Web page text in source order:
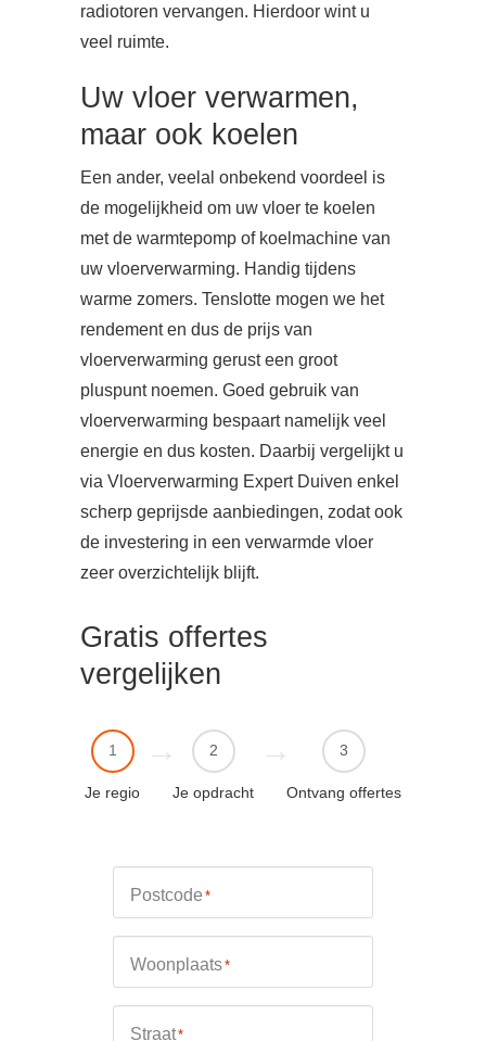
radiotoren vervangen. Hierdoor wint u
veel ruimte.
Uw vloer verwarmen,
maar ook koelen
Een ander, veelal onbekend voordeel is
de mogelijkheid om uw vloer te koelen
met de warmtepomp of koelmachine van
uw vloerverwarming. Handig tijdens
warme zomers. Tenslotte mogen we het
rendement en dus de prijs van
vloerverwarming gerust een groot
pluspunt noemen. Goed gebruik van
vloerverwarming bespaart namelijk veel
energie en dus kosten. Daarbij vergelijkt u
via Vloerverwarming Expert Duiven enkel
scherp geprijsde aanbiedingen, zodat ook
de investering in een verwarmde vloer
zeer overzichtelijk blijft.
Gratis offertes
vergelijken
1
Je regio
2
Je opdracht
3
Ontvang offertes
Postcode *
Woonplaats*
Straat*